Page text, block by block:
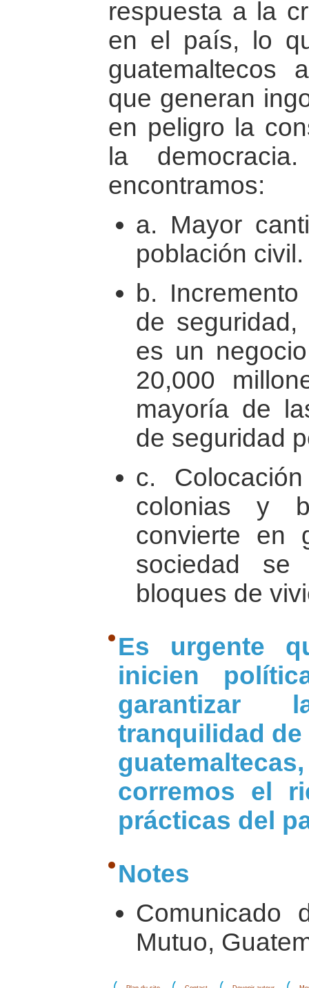
respuesta a la
en el país, lo
guatemaltecos
que generan
en peligro la
la
encontramos:
a. Mayor
población civil.
b.
de
es un
20,000
mayoría de
de seguridad
c.
colonias y
convierte en
sociedad se
bloques de
Es urgente
inicien
garantizar
tranquilidad
corremos el
prácticas del
Notes
Comunicado
Mutuo,